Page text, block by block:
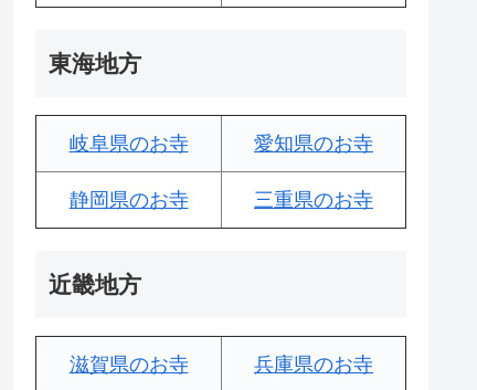
東海地方
岐阜県のお寺 愛知県のお寺
静岡県のお寺 三重県のお寺
近畿地方
滋賀県のお寺 兵庫県のお寺